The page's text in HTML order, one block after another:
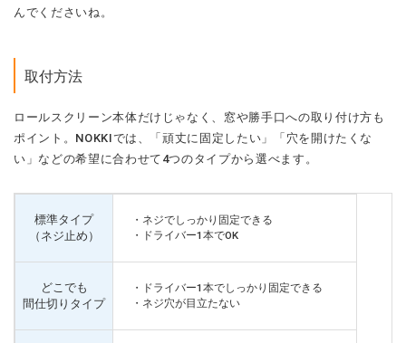
んでくださいね。
取付方法
ロールスクリーン本体だけじゃなく、窓や勝手口への取り付け方も
ポイント。NOKKIでは、「頑丈に固定したい」「穴を開けたくな
い」などの希望に合わせて4つのタイプから選べます。
標準タイプ
（ネジ止め）
・ネジでしっかり固定できる
・ドライバー1本でOK
どこでも
間仕切りタイプ
・ドライバー1本でしっかり固定できる
・ネジ穴が目立たない